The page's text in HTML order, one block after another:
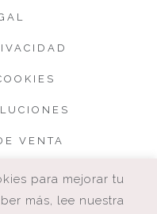
VENTA
para mejorar tu
más, lee nuestra